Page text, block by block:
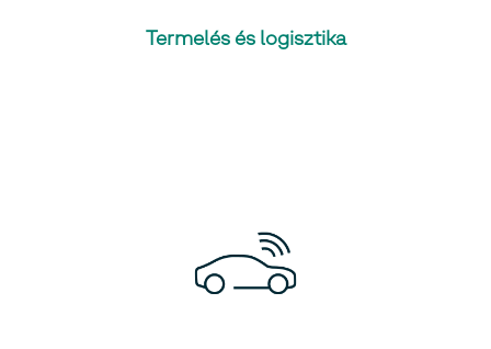
Termelés és logisztika